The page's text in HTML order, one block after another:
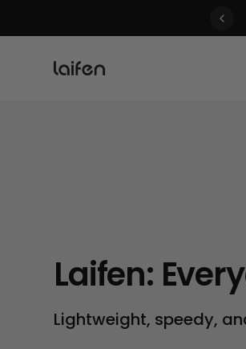
New: Laifen
Defines Your Edge.